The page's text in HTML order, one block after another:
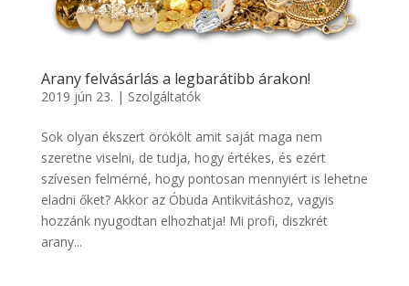
Arany felvásárlás a legbarátibb árakon!
2019 jún 23. | Szolgáltatók
Sok olyan ékszert örökölt amit saját maga nem
szeretne viselni, de tudja, hogy értékes, és ezért
szívesen felmérné, hogy pontosan mennyiért is lehetne
eladni őket? Akkor az Óbuda Antikvitáshoz, vagyis
hozzánk nyugodtan elhozhatja! Mi profi, diszkrét
arany...